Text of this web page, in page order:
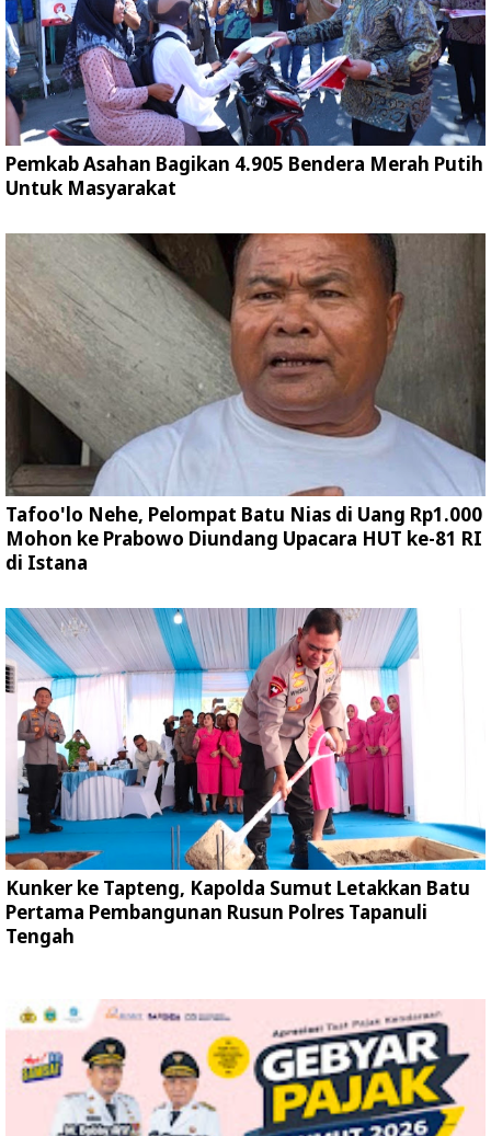
Pemkab Asahan Bagikan 4.905 Bendera Merah Putih
Untuk Masyarakat
Tafoo'lo Nehe, Pelompat Batu Nias di Uang Rp1.000
Mohon ke Prabowo Diundang Upacara HUT ke-81 RI
di Istana
Kunker ke Tapteng, Kapolda Sumut Letakkan Batu
Pertama Pembangunan Rusun Polres Tapanuli
Tengah